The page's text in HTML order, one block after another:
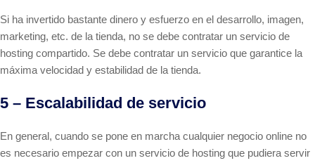
Si ha invertido bastante dinero y esfuerzo en el desarrollo, imagen,
marketing, etc. de la tienda, no se debe contratar un servicio de
hosting compartido. Se debe contratar un servicio que garantice la
máxima velocidad y estabilidad de la tienda.
5 – Escalabilidad de servicio
En general, cuando se pone en marcha cualquier negocio online no
es necesario empezar con un servicio de hosting que pudiera servir